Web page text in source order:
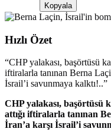
Kopyala
Hızlı Özet
“CHP yalakası, başörtüsü
iftiralarla tanınan Berna
İsrail’i savunmaya kalktı!..”
CHP yalakası, başörtüsü
attığı iftiralarla tanınan
İran’a karşı İsrail’i